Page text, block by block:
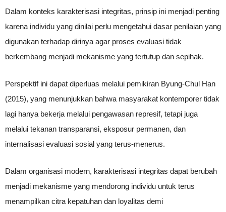
Dalam konteks karakterisasi integritas, prinsip ini menjadi penting
karena individu yang dinilai perlu mengetahui dasar penilaian yang
digunakan terhadap dirinya agar proses evaluasi tidak
berkembang menjadi mekanisme yang tertutup dan sepihak.
Perspektif ini dapat diperluas melalui pemikiran Byung-Chul Han
(2015), yang menunjukkan bahwa masyarakat kontemporer tidak
lagi hanya bekerja melalui pengawasan represif, tetapi juga
melalui tekanan transparansi, eksposur permanen, dan
internalisasi evaluasi sosial yang terus-menerus.
Dalam organisasi modern, karakterisasi integritas dapat berubah
menjadi mekanisme yang mendorong individu untuk terus
menampilkan citra kepatuhan dan loyalitas demi